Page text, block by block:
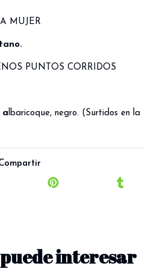
MUJER
PUNTOS CORRIDOS
albaricoque, negro. (Surtidos en la
interesar